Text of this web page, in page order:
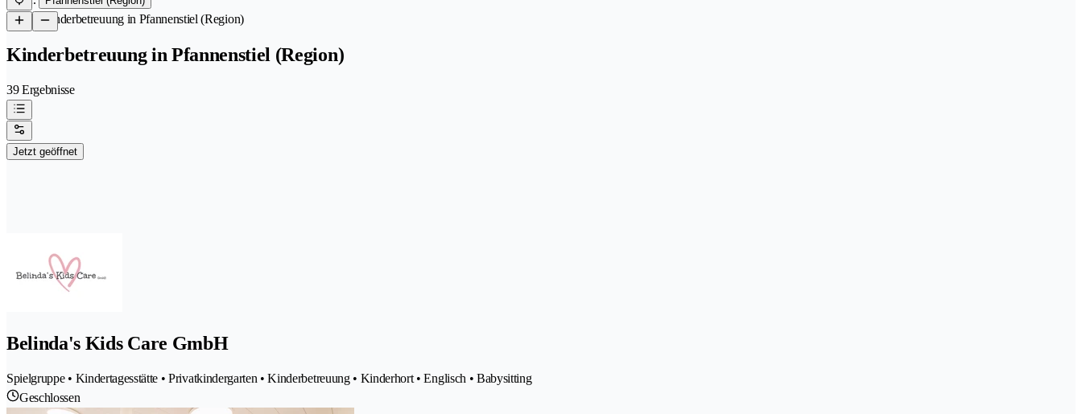
/Kinderbetreuung in Pfannenstiel (Region)
Kinderbetreuung in Pfannenstiel (Region)
39 Ergebnisse
Jetzt geöffnet
Belinda's Kids Care GmbH
Spielgruppe • Kindertagesstätte • Privatkindergarten • Kinderbetreuung • Kinderhort • Englisch • Babysitting
Geschlossen